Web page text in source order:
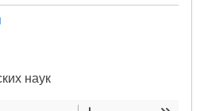
наук